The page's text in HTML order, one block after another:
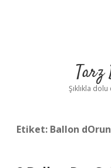
Tarz
Şıklıkla
Etiket: Ballon